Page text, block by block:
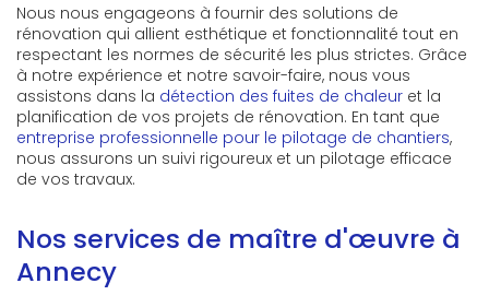
Nous nous engageons à fournir des solutions de
rénovation qui allient esthétique et fonctionnalité tout en
respectant les normes de sécurité les plus strictes. Grâce
à notre expérience et notre savoir-faire, nous vous
assistons dans la détection des fuites de chaleur et la
planification de vos projets de rénovation. En tant que
entreprise professionnelle pour le pilotage de chantiers,
nous assurons un suivi rigoureux et un pilotage efficace
de vos travaux.
Nos services de maître d'œuvre à
Annecy